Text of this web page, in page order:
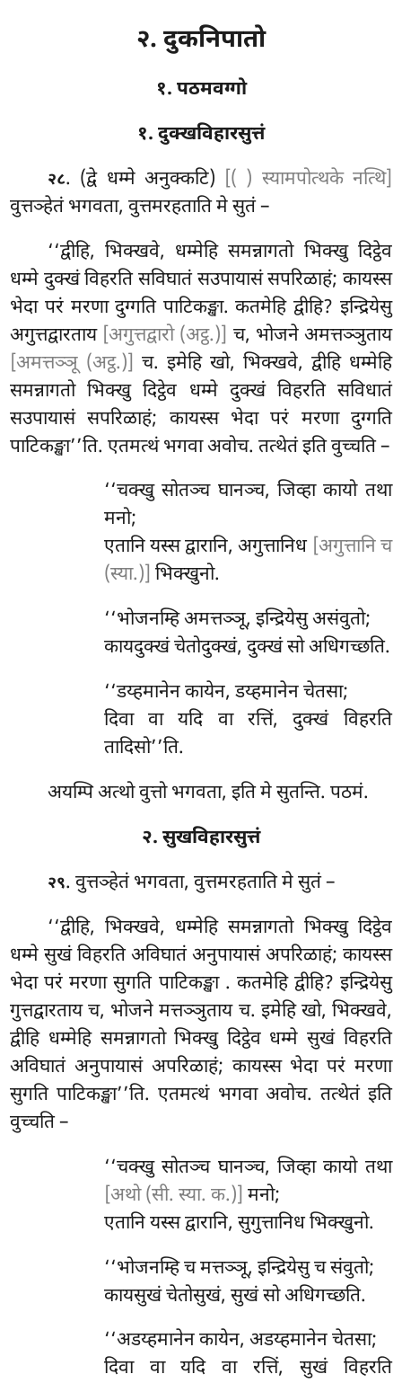
२. दुकनिपातो
१. पठमवग्गो
१. दुक्खविहारसुत्तं
२८. (द्वे धम्मे अनुक्कटि) [( ) स्यामपोत्थके नत्थि]
वुत्तञ्हेतंभगवता, वुत्तमरहताति मे सुतं –
‘‘द्वीहि, भिक्खवे, धम्मेहि समन्नागतो भिक्खु दिट्ठेव
धम्मे दुक्खं विहरति सविघातं सउपायासंसपरिळाहं; कायस्स
भेदा परं मरणा दुग्गति पाटिकङ्खा. कतमेहि द्वीहि? इन्द्रियेसु
अगुत्तद्वारताय [अगुत्तद्वारो (अट्ठ.)] च, भोजने अमत्तञ्ञुताय
[अमत्तञ्ञू (अट्ठ.)]
च. इमेहि खो, भिक्खवे, द्वीहि धम्मेहि
समन्नागतो भिक्खु दिट्ठेव धम्मे दुक्खं विहरति सविधातं
सउपायासं सपरिळाहं; कायस्स भेदा परं मरणा दुग्गति
पाटिकङ्खा’’ति. एतमत्थं भगवा अवोच. तत्थेतं इति वुच्चति –
‘‘चक्खु सोतञ्च घानञ्च, जिव्हा कायो तथा
मनो;
एतानि यस्स द्वारानि, अगुत्तानिध [अगुत्तानि च
(स्या.)] भिक्खुनो.
‘‘भोजनम्हि अमत्तञ्ञू, इन्द्रियेसु असंवुतो;
कायदुक्खं चेतोदुक्खं, दुक्खं सो अधिगच्छति.
‘‘डय्हमानेन कायेन, डय्हमानेन चेतसा;
दिवा वा यदि वा रत्तिं, दुक्खं विहरति
तादिसो’’ति.
अयम्पि अत्थो वुत्तो भगवता, इति मे सुतन्ति. पठमं.
२. सुखविहारसुत्तं
२९. वुत्तञ्हेतंभगवता, वुत्तमरहताति मे सुतं –
‘‘द्वीहि, भिक्खवे, धम्मेहि समन्नागतो भिक्खु दिट्ठेव
धम्मे सुखं विहरति अविघातं अनुपायासं अपरिळाहं; कायस्स
भेदा परं मरणा सुगति पाटिकङ्खा . कतमेहि द्वीहि? इन्द्रियेसु
गुत्तद्वारताय च, भोजने मत्तञ्ञुताय च. इमेहि खो, भिक्खवे,
द्वीहि धम्मेहि समन्नागतो भिक्खु दिट्ठेव धम्मे सुखं विहरति
अविघातं अनुपायासं अपरिळाहं; कायस्स भेदा परं मरणा
सुगति पाटिकङ्खा’’ति. एतमत्थं भगवा अवोच. तत्थेतं इति
वुच्चति –
‘‘चक्खु सोतञ्च घानञ्च, जिव्हा कायो तथा
[अथो (सी. स्या. क.)] मनो;
एतानि यस्स द्वारानि, सुगुत्तानिध भिक्खुनो.
‘‘भोजनम्हि च मत्तञ्ञू, इन्द्रियेसु च संवुतो;
कायसुखं चेतोसुखं, सुखं सो अधिगच्छति.
‘‘अडय्हमानेन कायेन, अडय्हमानेन चेतसा;
दिवा वा यदि वा रत्तिं, सुखं विहरति